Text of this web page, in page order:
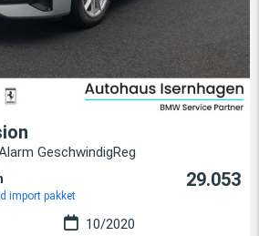
GeschwindigReg
import pakket
29.053
10/2020